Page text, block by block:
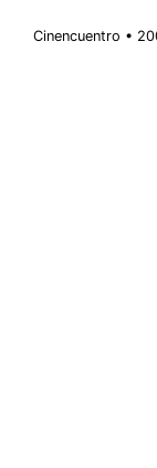
Cinencuentro •